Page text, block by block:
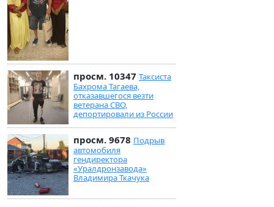
просм. 10347 Таксиста
Бахрома Тагаева,
отказавшегося везти
ветерана СВО,
депортировали из России
просм. 9678 Подрыв
автомобиля
гендиректора
«Уралдронзавода»
Владимира Ткачука